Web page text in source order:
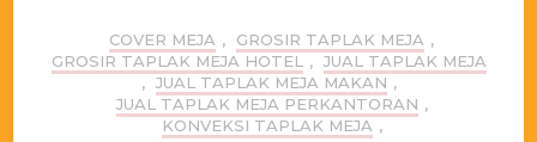
COVER MEJA , GROSIR TAPLAK MEJA ,
GROSIR TAPLAK MEJA HOTEL
, JUAL TAPLAK MEJA
, JUAL TAPLAK MEJA MAKAN ,
JUAL TAPLAK MEJA PERKANTORAN ,
KONVEKSI TAPLAK MEJA ,